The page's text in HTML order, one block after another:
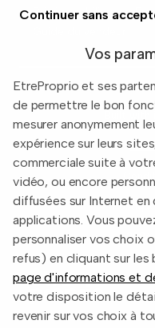
Prix immobiliers en
2026
Continuer sans
Vos
EtreProprio et ses
de permettre le bon
mesurer anonymement
expérience sur leurs
commerciale suite à
vidéo, ou encore
diffusées sur Internet
applications. Vous
personnaliser vos choix
refus) en cliquant sur
page d'informations et
votre disposition le
revenir sur vos choix à